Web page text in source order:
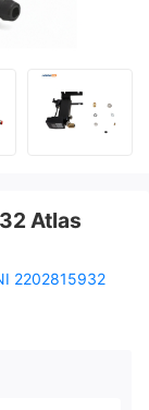
Atlas
2202815932